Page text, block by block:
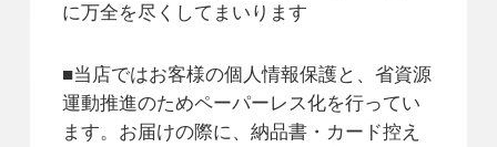
に万全を尽くしてまいります
■当店ではお客様の個人情報保護と、省資源
運動推進のためペーパーレス化を行ってい
ます。お届けの際に、納品書・カード控え